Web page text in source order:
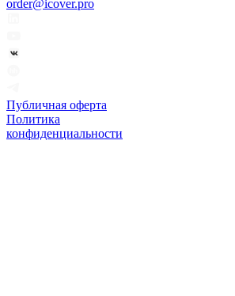
order@icover.pro
Публичная оферта
Политика
конфиденциальности